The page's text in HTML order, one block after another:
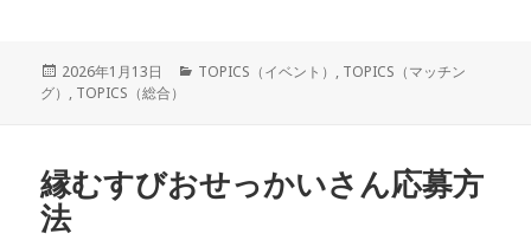
投
2026年1月13日
カ
TOPICS（イベント） , TOPICS（マッチン
グ） , TOPICS（総合）
縁むすびおせっかいさん応募方
法